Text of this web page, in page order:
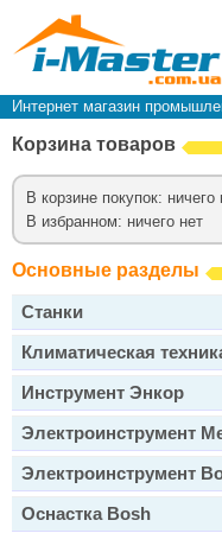
Интернет магазин
Корзина товаров
В корзине покупок: ничего
В избранном: ничего нет
Основные разделы
Станки
Климатическая
Инструмент Энкор
Электроинструмент
Электроинструмент
Оснастка Bosh